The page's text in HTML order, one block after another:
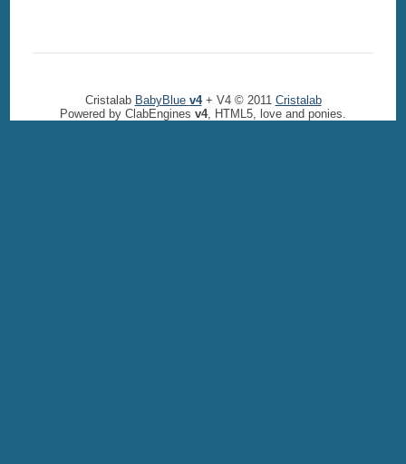
Cristalab BabyBlue v4+ V4 © 2011 Cristalab
Powered by ClabEngines v4, HTML5, love and ponies.